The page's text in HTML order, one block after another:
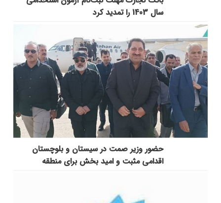
سال 1403 را تمدید کرد
حضور وزیر صمت در سیستان و بلوچستان
اقدامی مثبت و امید بخش برای منطقه